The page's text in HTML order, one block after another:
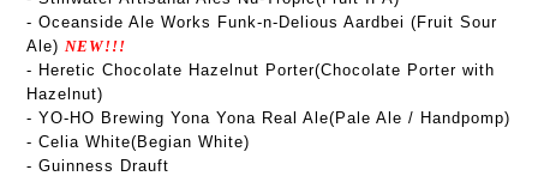
- Oceanside Ale Works Funk-n-Delious Aardbei (Fruit Sour
Ale) NEW!!!
- Heretic Chocolate Hazelnut Porter(Chocolate Porter with
Hazelnut)
- YO-HO Brewing Yona Yona Real Ale(Pale Ale / Handpomp)
- Celia White(Begian White)
- Guinness Drauft